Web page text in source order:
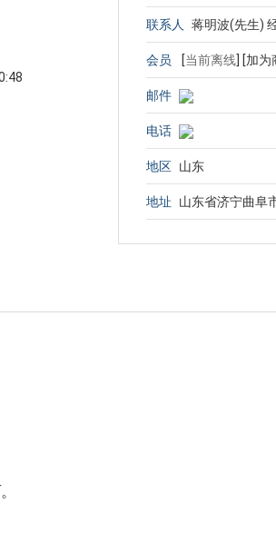
联系人 蒋明波(先生)
会员 [当前离线] [加为
邮件
电话
地区 山东
地址 山东省济宁曲阜